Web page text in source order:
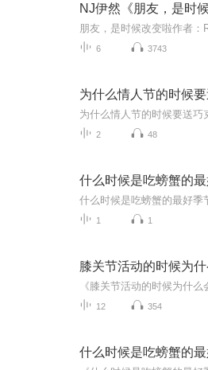
NJ伊然《朋友，是时
6 3743
为什么情人节的时候
2 48
什么时候是吃螃蟹的
1 1
膝关节活动的时候为
12 354
什么时候是吃螃蟹的